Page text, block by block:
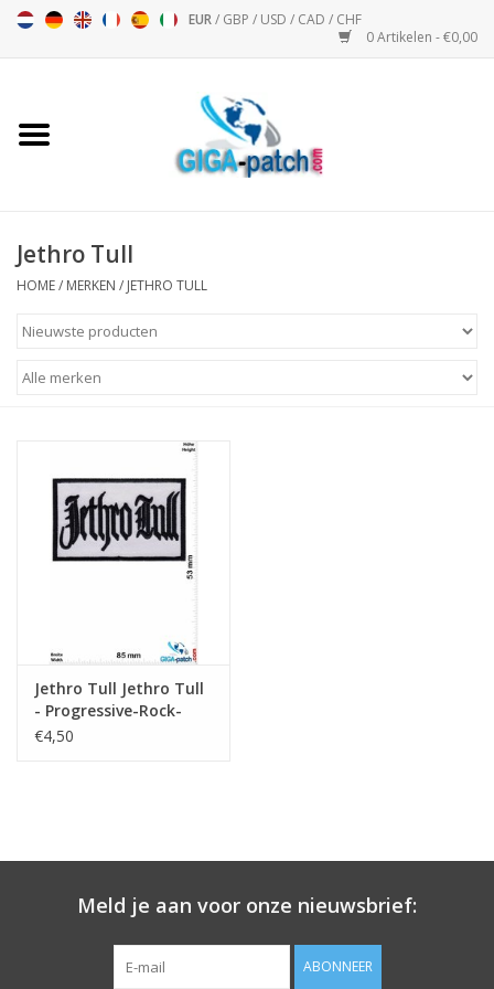
EUR/ GBP / USD / CAD / CHF
0 Artikelen - €0,00
Motor Sport - Sport
Patch II
Sleutelhanger
Jethro Tull
HOME/ MERKEN / JETHRO TULL
Jethro Tull Jethro Tull
- Progressive-Rock-
Band
€4,50
Meld je aan voor onze nieuwsbrief:
ABONNEER